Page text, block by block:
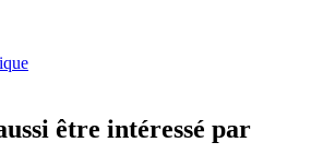
être intéressé par